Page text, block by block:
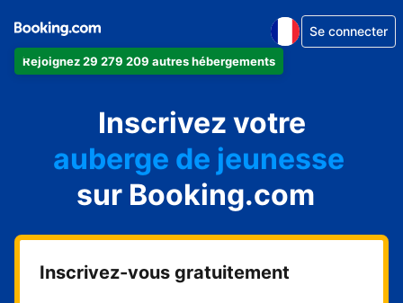
Rejoignez 29 279 209 autres hébergements
Se connecter
Inscrivez votre
appartement
hôtel
location de vacances
auberge de jeunesse
chambre d'hôtes
sur Booking.com
Inscrivez-vous gratuitement